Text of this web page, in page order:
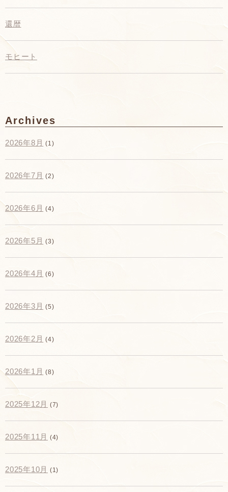
還暦
モヒート
Archives
2026年8月 (1)
2026年7月 (2)
2026年6月 (4)
2026年5月 (3)
2026年4月 (6)
2026年3月 (5)
2026年2月 (4)
2026年1月 (8)
2025年12月 (7)
2025年11月 (4)
2025年10月 (1)